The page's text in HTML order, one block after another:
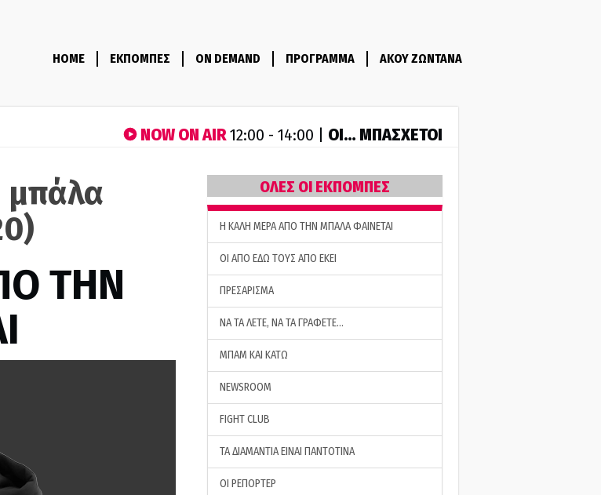
HOME ΕΚΠΟΜΠΕΣ ON DEMAND ΠΡΟΓΡΑΜΜΑ ΑΚΟΥ ΖΩΝΤΑΝΑ
NOW ON AIR12:00 - 14:00 | ΟΙ… ΜΠΑΣΧΕΤΟΙ
μπάλα
ΤΗΝ
ΟΛΕΣ ΟΙ ΕΚΠΟΜΠΕΣ
H ΚΑΛΗ ΜΕΡΑ ΑΠΟ ΤΗΝ ΜΠΑΛΑ ΦΑΙΝΕΤΑΙ
ΟΙ ΑΠΟ ΕΔΩ ΤΟΥΣ ΑΠΟ ΕΚΕΙ
ΠΡΕΣΑΡΙΣΜΑ
ΝΑ ΤΑ ΛΕΤΕ, ΝΑ ΤΑ ΓΡΑΦΕΤΕ…
ΜΠΑΜ ΚΑΙ ΚΑΤΩ
NEWSROOM
FIGHT CLUB
ΤΑ ΔΙΑΜΑΝΤΙΑ ΕΙΝΑΙ ΠΑΝΤΟΤΙΝΑ
ΟΙ ΡΕΠΟΡΤΕΡ